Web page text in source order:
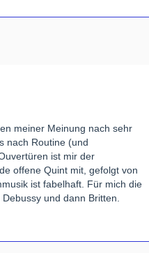
meiner Meinung nach sehr
nach Routine (und
ist mir der
offene Quint mit, gefolgt von
ist fabelhaft. Für mich die
und dann Britten.